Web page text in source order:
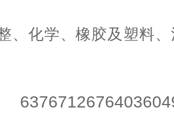
、化学、橡胶及塑料